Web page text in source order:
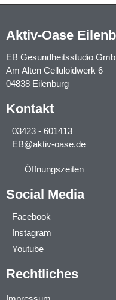
Aktiv-Oase
EB Gesundheitsstudio
Am Alten Celluloidwerk 6
04838 Eilenburg
Kontakt
03423 - 601413
EB@aktiv-oase.de
Öffnungszeiten
Social Media
Facebook
Instagram
Youtube
Rechtliches